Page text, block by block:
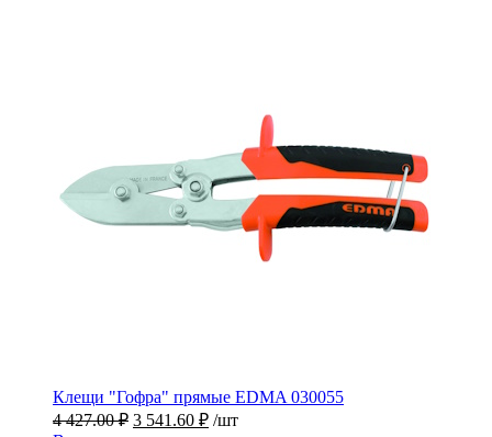
Клещи "Гофра" прямые EDMA 030055
4 427.00₽ Первоначальная
3 541.60 ₽Текущая
/шт